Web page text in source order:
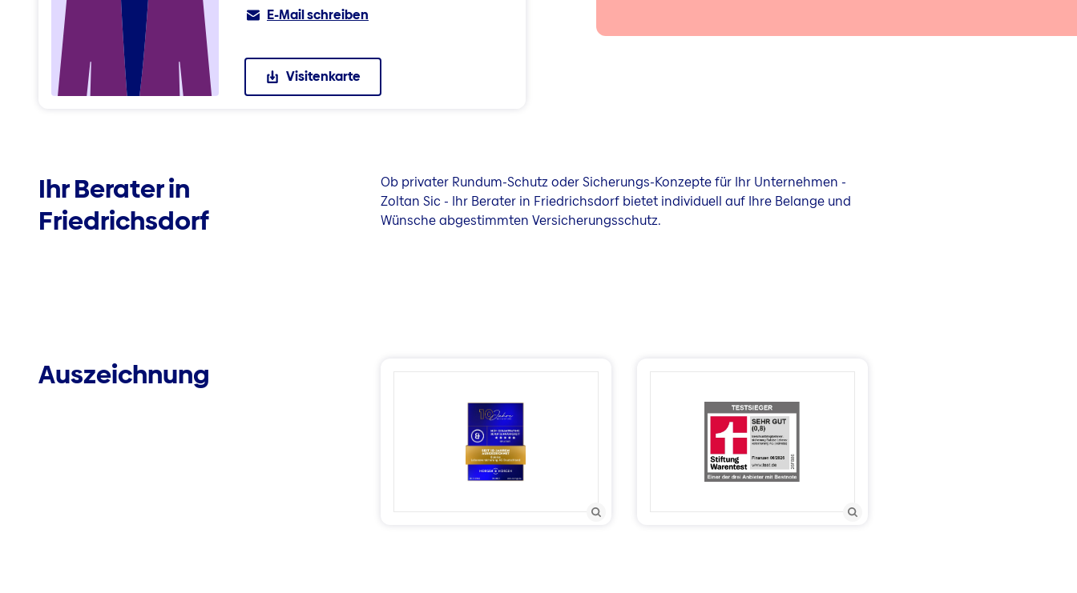
E-Mail schreiben
Visitenkarte
Ihr Berater in
Friedrichsdorf
Ob privater Rundum-Schutz oder Sicherungs-Konzepte für Ihr Unternehmen -
Zoltan Sic - Ihr Berater in Friedrichsdorf bietet individuell auf Ihre Belange und
Wünsche abgestimmten Versicherungsschutz.
Auszeichnung